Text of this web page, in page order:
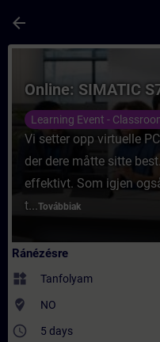
arrow_back
Tanfolyam -
Online: SIMATIC
Learning Event -
Vi setter opp virtuelle
der dere måtte sitte
effektivt. Som igjen
t...Továbbiak
Ránézésre
widgets Tanfolyam
where_to_vote NO
access_time 5 days